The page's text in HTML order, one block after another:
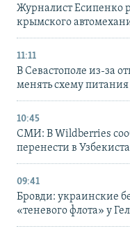
Журналист Есипенко
крымского
11:11
В Севастополе из-за
менять схему питания
10:45
СМИ: В Wildberries
перенести в
09:41
Бровди: украинские
«теневого флота» у